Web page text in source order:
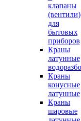
клапаны
(вентили)
для
бытовых
приборов
Краны
латунные
Краны
конусные
латунные
Краны
шаровые